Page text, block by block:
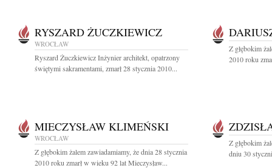
RYSZARD ŻUCZKIEWICZ
WROCŁAW
Ryszard Żuczkiewicz Inżynier architekt, opatrzony
świętymi sakramentami, zmarł 28 stycznia 2010...
Z głębokim
2010 roku
MIECZYSŁAW KLIMEŃSKI
WROCŁAW
Z głębokim żalem zawiadamiamy, że dnia 28 stycznia
2010 roku zmarł w wieku 92 lat Mieczysław...
Z głębokim
dniu 30